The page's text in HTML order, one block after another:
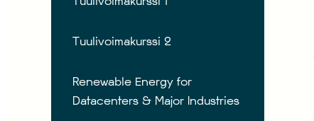
Tuulivoimakurssi 2
Renewable Energy for
Datacenters & Major Industries